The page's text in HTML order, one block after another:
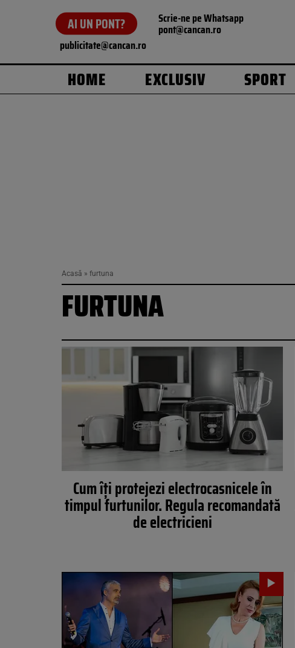
AI UN PONT? Scrie-ne pe Whatsapp
pont@cancan.ro
publicitate@cancan.ro
HOME EXCLUSIV SPORT
Acasă » furtuna
FURTUNA
Cum îți protejezi electrocasnicele în
timpul furtunilor. Regula recomandată
de electricieni